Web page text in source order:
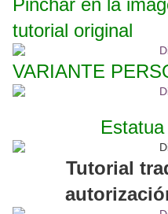
Pinchar en la
tutorial original
VARIANTE
Tutorial